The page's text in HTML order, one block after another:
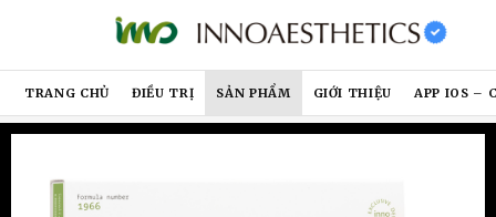
TRANG CHỦ ĐIỀU TRỊ SẢN PHẨM GIỚI THIỆU APP IOS –